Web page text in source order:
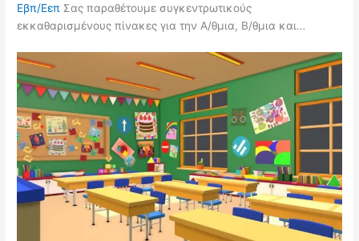
Εβπ/Εεπ Σας παραθέτουμε συγκεντρωτικούς
εκκαθαρισμένους πίνακες για την Α/θμια, Β/θμια και…